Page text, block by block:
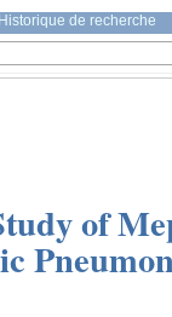
Historique de recherche
of